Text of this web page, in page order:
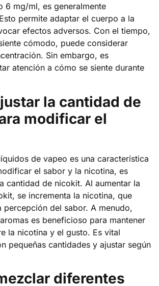
6 mg/ml, es generalmente
permite adaptar el cuerpo a la
efectos adversos. Con el tiempo,
cómodo, puede considerar
Sin embargo, es
atención a cómo se siente durante
la cantidad de
modificar el
de vapeo es una característica
el sabor y la nicotina, es
cantidad de nicokit. Al aumentar la
se incrementa la nicotina, que
percepción del sabor. A menudo,
es beneficioso para mantener
la nicotina y el gusto. Es vital
pequeñas cantidades y ajustar según
diferentes